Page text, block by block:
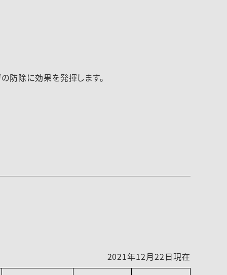
防除に効果を発揮します。
2021年12月22日現在